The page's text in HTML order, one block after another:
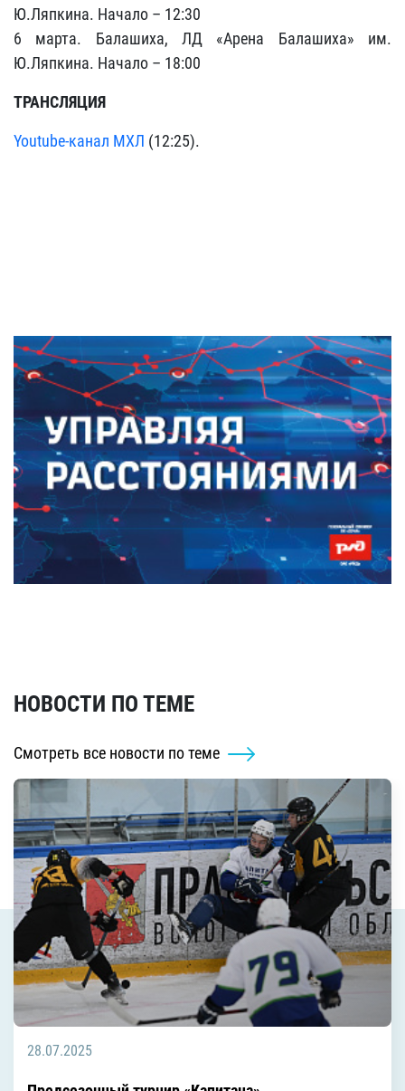
Ю.Ляпкина. Начало – 12:30
6 марта. Балашиха, ЛД «Арена Балашиха» им.
Ю.Ляпкина. Начало – 18:00
ТРАНСЛЯЦИЯ
Youtube-канал МХЛ (12:25).
НОВОСТИ ПО ТЕМЕ
Смотреть все новости по теме
28.07.2025